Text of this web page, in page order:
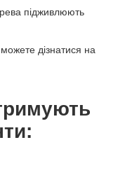
підживлюють
дізнатися на